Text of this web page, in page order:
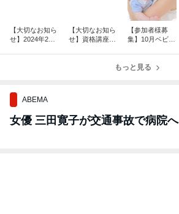
【大切なお知ら
せ】2024年2月
【大切なお知ら
せ】資格講座の
【参加者様募
集】10月ベビー
レッスン｜大阪
もっと見る
ABEMA
女優 三田寛子が交通事故で病院へ